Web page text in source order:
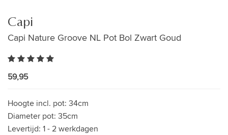
Capi
Capi Nature Groove NL Pot Bol Zwart Goud
59,95
Hoogte incl. pot: 34cm
Diameter pot: 35cm
Levertijd: 1 - 2 werkdagen